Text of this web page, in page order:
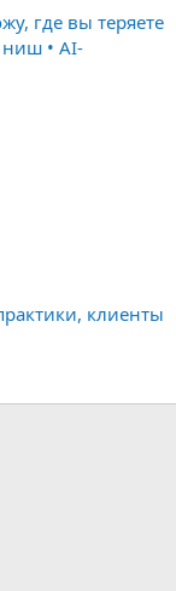
где вы теряете
ниш • AI-
клиенты